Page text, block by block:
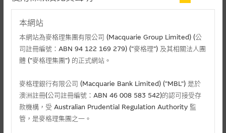
溢價 36.58%
引伸波幅 67.75%
上市日(日-月-年) 24/12/2025
最後交易日(日-月-年) 24/08/2026
本網站
本網站為麥格理集團有限公司 (Macquarie Group Limited) (公
司註冊編號：ABN 94 122 169 279) (”麥格理”) 及其相關法人團
體 (”麥格理集團”) 的正式網站。
麥格理銀行有限公司 (Macquarie Bank Limited) ("MBL") 是於
澳洲註冊(公司註冊編號：ABN 46 008 583 542)的認可接受存
款機構，受 Australian Prudential Regulation Authority 監
管，是麥格理集團之一。